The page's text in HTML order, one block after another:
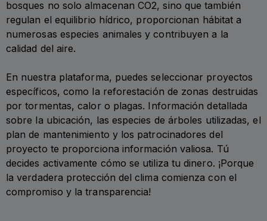
bosques no solo almacenan CO2, sino que también
regulan el equilibrio hídrico, proporcionan hábitat a
numerosas especies animales y contribuyen a la
calidad del aire.
En nuestra plataforma, puedes seleccionar proyectos
específicos, como la reforestación de zonas destruidas
por tormentas, calor o plagas. Información detallada
sobre la ubicación, las especies de árboles utilizadas, el
plan de mantenimiento y los patrocinadores del
proyecto te proporciona información valiosa. Tú
decides activamente cómo se utiliza tu dinero. ¡Porque
la verdadera protección del clima comienza con el
compromiso y la transparencia!